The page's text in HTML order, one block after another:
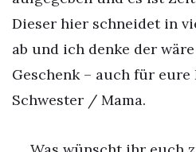
Dieser hier schneidet in
ab und ich denke der
Geschenk – auch für
Schwester / Mama.